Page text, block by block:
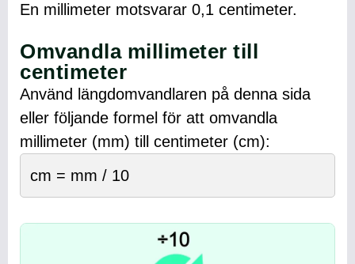
En millimeter motsvarar 0,1 centimeter.
Omvandla millimeter till
centimeter
Använd längdomvandlaren på denna sida
eller följande formel för att omvandla
millimeter (mm) till centimeter (cm):
cm = mm / 10